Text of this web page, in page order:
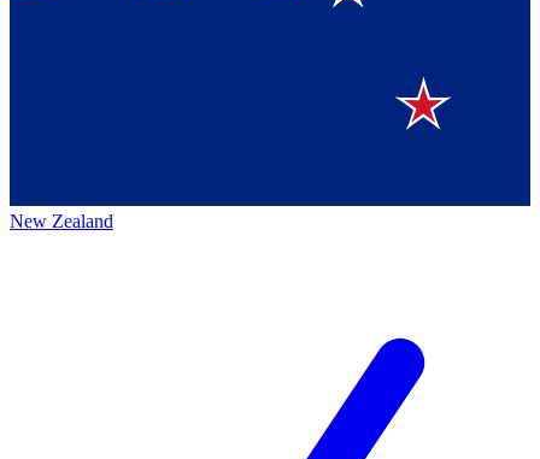
New Zealand